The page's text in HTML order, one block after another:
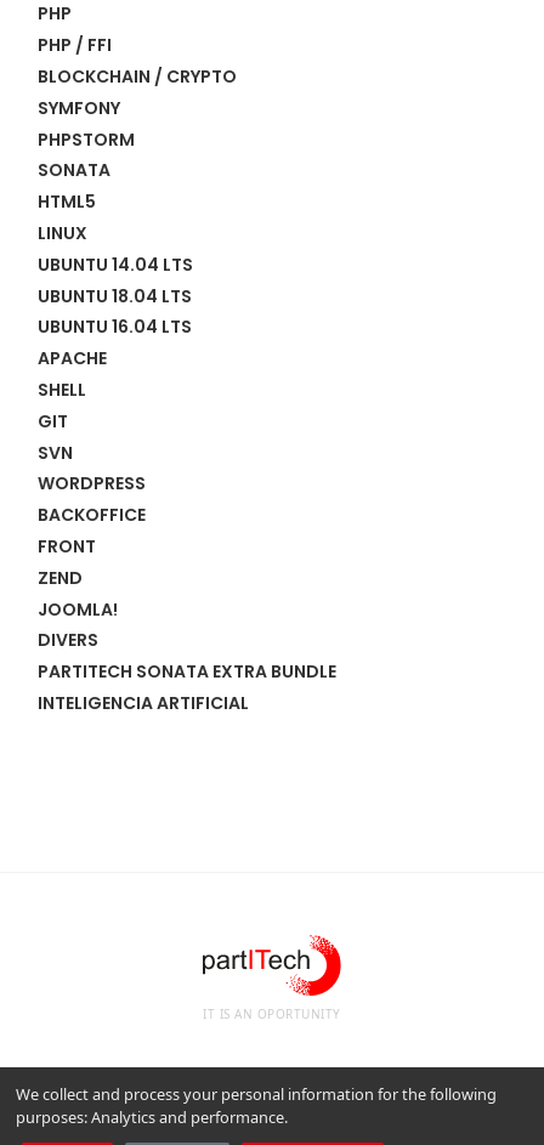
PHP
PHP / FFI
BLOCKCHAIN / CRYPTO
SYMFONY
PHPSTORM
SONATA
HTML5
LINUX
UBUNTU 14.04 LTS
UBUNTU 18.04 LTS
UBUNTU 16.04 LTS
APACHE
SHELL
GIT
SVN
WORDPRESS
BACKOFFICE
FRONT
ZEND
JOOMLA!
DIVERS
PARTITECH SONATA EXTRA BUNDLE
INTELIGENCIA ARTIFICIAL
IT IS AN OPORTUNITY
We collect and process your personal information for the following
purposes:Analytics and performance.